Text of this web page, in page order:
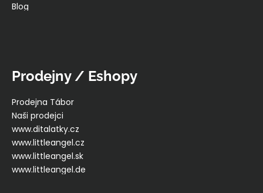
Blog
Prodejny / Eshopy
Prodejna Tábor
Naši prodejci
www.ditalatky.cz
www.littleangel.cz
www.littleangel.sk
www.littleangel.de